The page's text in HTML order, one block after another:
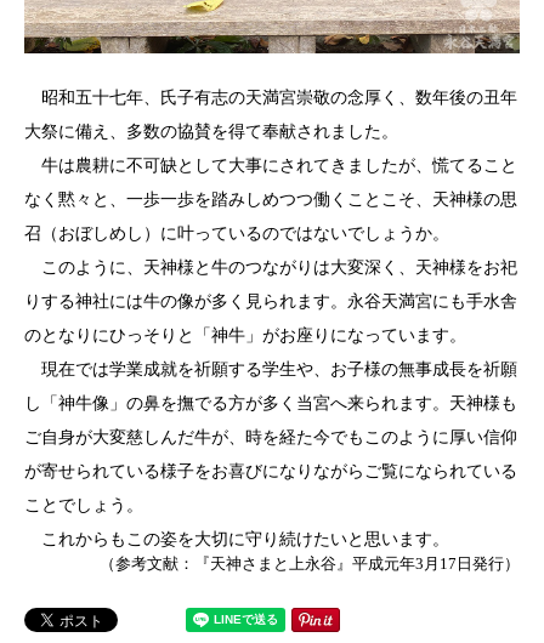
昭和五十七年、氏子有志の天満宮崇敬の念厚く、数年後の丑年
大祭に備え、多数の協賛を得て奉献されました。
牛は農耕に不可缺として大事にされてきましたが、慌てること
なく黙々と、一歩一歩を踏みしめつつ働くことこそ、天神様の思
召（おぼしめし）に叶っているのではないでしょうか。
このように、天神様と牛のつながりは大変深く、天神様をお祀
りする神社には牛の像が多く見られます。永谷天満宮にも手水舎
のとなりにひっそりと「神牛」がお座りになっています。
現在では学業成就を祈願する学生や、お子様の無事成長を祈願
し「神牛像」の鼻を撫でる方が多く当宮へ来られます。天神様も
ご自身が大変慈しんだ牛が、時を経た今でもこのように厚い信仰
が寄せられている様子をお喜びになりながらご覧になられている
ことでしょう。
これからもこの姿を大切に守り続けたいと思います。
（参考文献：『天神さまと上永谷』平成元年3月17日発行）